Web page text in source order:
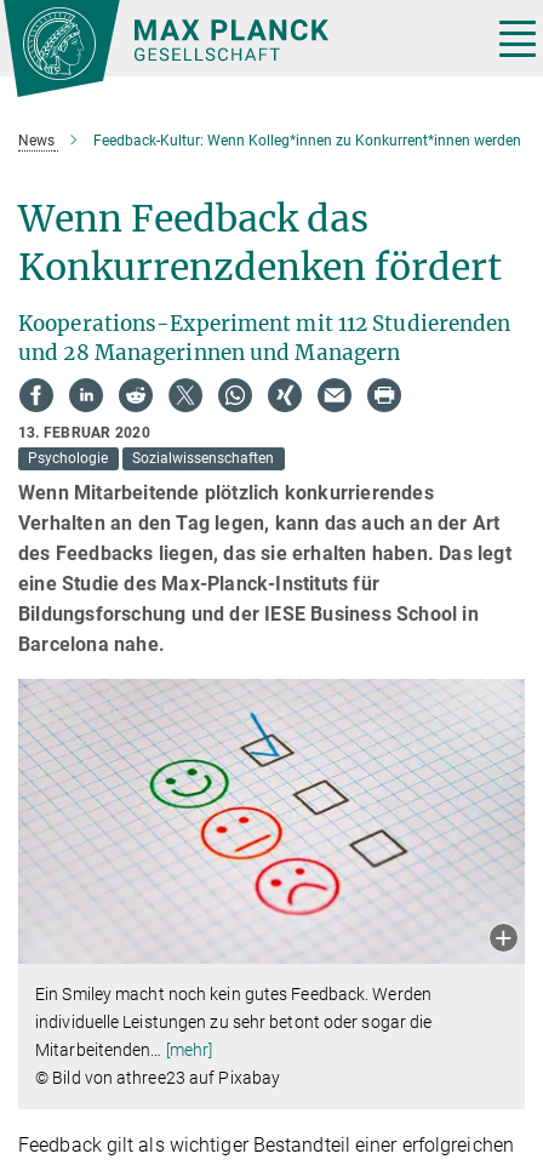
Hauptinhalt
News Feedback-Kultur: Wenn Kolleg*innen zu Konkurrent*innen werden
Wenn Feedback das
Konkurrenzdenken fördert
Kooperations-Experiment mit 112 Studierenden
und 28 Managerinnen und Managern
13. FEBRUAR 2020
Psychologie
Sozialwissenschaften
Wenn Mitarbeitende plötzlich konkurrierendes
Verhalten an den Tag legen, kann das auch an der Art
des Feedbacks liegen, das sie erhalten haben. Das legt
eine Studie des Max-Planck-Instituts für
Bildungsforschung und der IESE Business School in
Barcelona nahe.
Ein Smiley macht noch kein gutes Feedback. Werden
individuelle Leistungen zu sehr betont oder sogar die
Mitarbeitenden… [mehr]
© Bild von athree23 auf Pixabay
Feedback gilt als wichtiger Bestandteil einer erfolgreichen